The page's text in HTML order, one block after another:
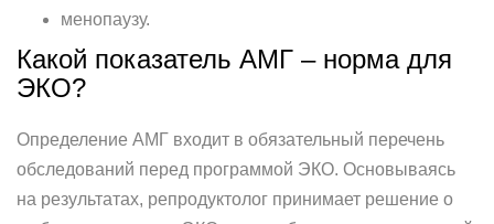
менопаузу.
Какой показатель АМГ – норма для
ЭКО?
Определение АМГ входит в обязательный перечень
обследований перед программой ЭКО. Основываясь
на результатах, репродуктолог принимает решение о